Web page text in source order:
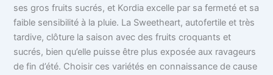
ses gros fruits sucrés, et Kordia excelle par sa fermeté et sa
faible sensibilité à la pluie. La Sweetheart, autofertile et très
tardive, clôture la saison avec des fruits croquants et
sucrés, bien qu’elle puisse être plus exposée aux ravageurs
de fin d’été. Choisir ces variétés en connaissance de cause